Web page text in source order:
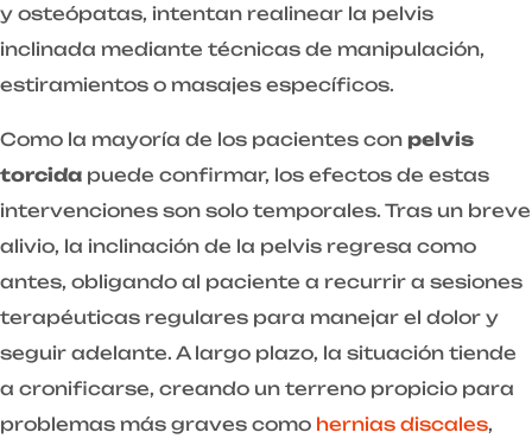
y osteópatas, intentan realinear la pelvis
inclinada mediante técnicas de manipulación,
estiramientos o masajes específicos.
Como la mayoría de los pacientes con pelvis
torcida puede confirmar, los efectos de estas
intervenciones son solo temporales. Tras un breve
alivio, la inclinación de la pelvis regresa como
antes, obligando al paciente a recurrir a sesiones
terapéuticas regulares para manejar el dolor y
seguir adelante. A largo plazo, la situación tiende
a cronificarse, creando un terreno propicio para
problemas más graves como hernias discales,